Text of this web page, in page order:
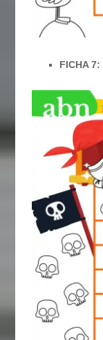
FICHA 7: